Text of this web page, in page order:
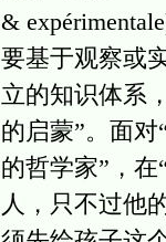
&
要基于观察或
立的知识体系
的启蒙”。面
的哲学家”，
人，只不过他